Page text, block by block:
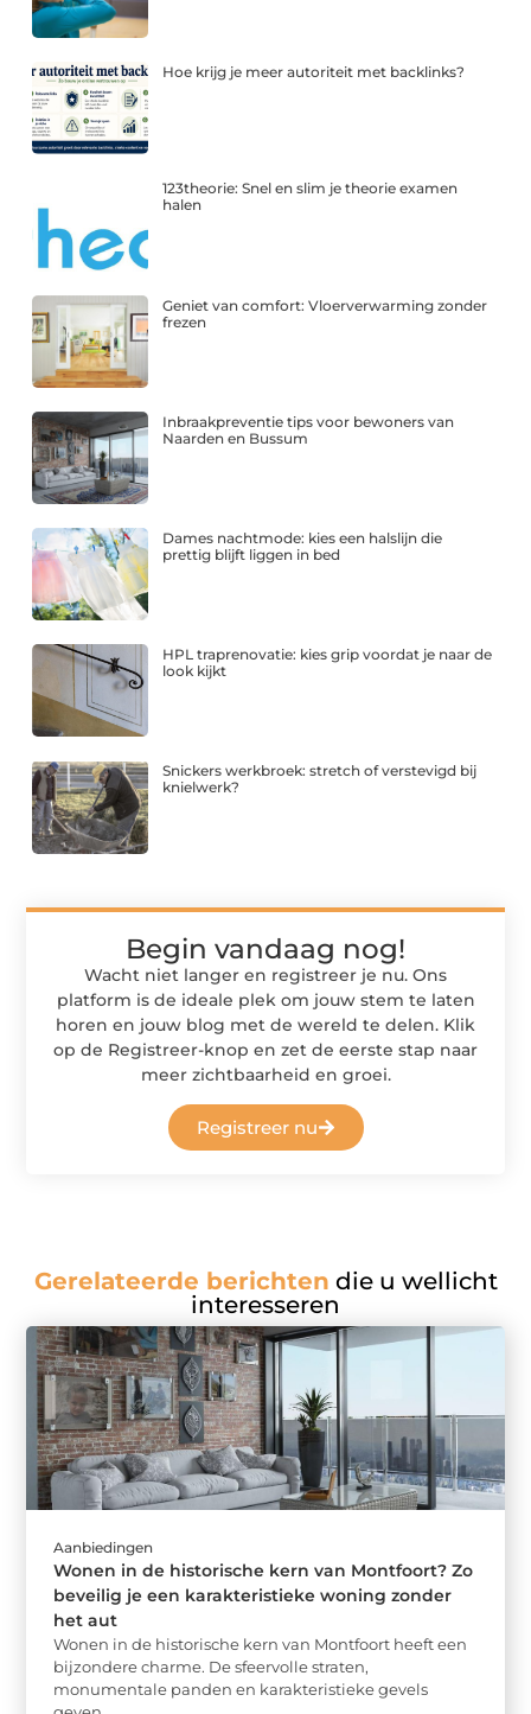
Hoe krijg je meer autoriteit met backlinks?
123theorie: Snel en slim je theorie examen
halen
Geniet van comfort: Vloerverwarming zonder
frezen
Inbraakpreventie tips voor bewoners van
Naarden en Bussum
Dames nachtmode: kies een halslijn die
prettig blijft liggen in bed
HPL traprenovatie: kies grip voordat je naar de
look kijkt
Snickers werkbroek: stretch of verstevigd bij
knielwerk?
Begin vandaag nog!
Wacht niet langer en registreer je nu. Ons
platform is de ideale plek om jouw stem te laten
horen en jouw blog met de wereld te delen. Klik
op de Registreer-knop en zet de eerste stap naar
meer zichtbaarheid en groei.
Registreer nu
Gerelateerde berichten die u wellicht
interesseren
Aanbiedingen
Wonen in de historische kern van Montfoort? Zo
beveilig je een karakteristieke woning zonder
het aut
Wonen in de historische kern van Montfoort heeft een
bijzondere charme. De sfeervolle straten,
monumentale panden en karakteristieke gevels